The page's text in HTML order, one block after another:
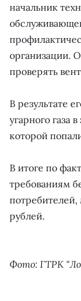
начальник
организации.
проверять
В результате
угарного газа
которой
В итоге по
требованиям
рублей.
Фото: ГТРК